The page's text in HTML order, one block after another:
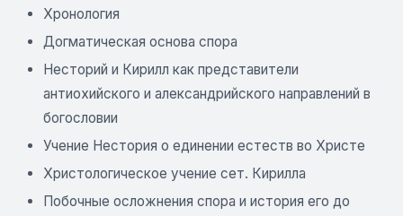
Хронология
Догматическая основа спора
Несторий и Кирилл как представители
антиохийского и александрийского направлений в
богословии
Учение Нестория о единении естеств во Христе
Христологическое учение сет. Кирилла
Побочные осложнения спора и история его до